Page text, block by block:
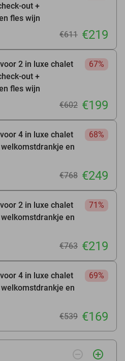
out +
fles wijn
€611 €219
2 in luxe chalet
out +
fles wijn
67%
€602 €199
4 in luxe chalet
en
68%
€768 €249
2 in luxe chalet
en
71%
€763 €219
4 in luxe chalet
en
69%
€539 €169
remove_circle_outline add_circle_outline